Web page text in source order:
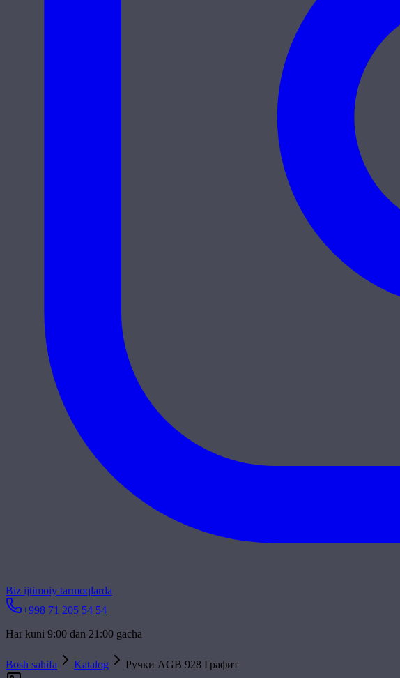
Biz ijtimoiy tarmoqlarda
+998 71 205 54 54
Har kuni 9:00 dan 21:00 gacha
Bosh sahifa Katalog
Ручки AGB 928 Графит